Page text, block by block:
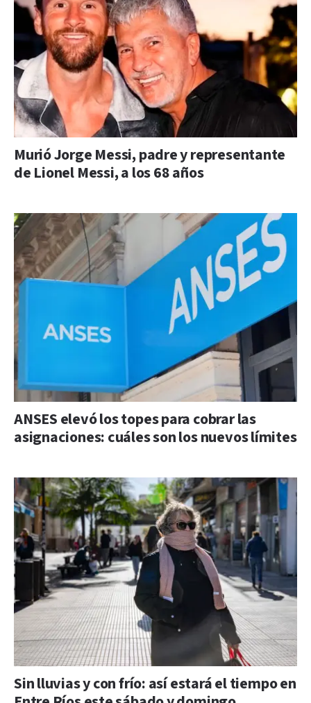
Murió Jorge Messi, padre y representante
de Lionel Messi, a los 68 años
ANSES elevó los topes para cobrar las
asignaciones: cuáles son los nuevos límites
Sin lluvias y con frío: así estará el tiempo en